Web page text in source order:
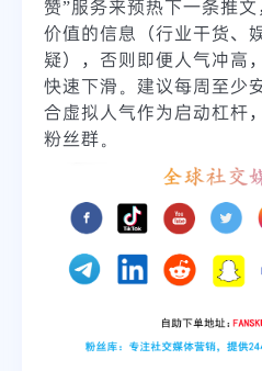
赞”服务来预热下一条推
价值的信息（行业干货、
疑），否则即便人气冲高
快速下滑。建议每周至少
合虚拟人气作为启动杠杆
粉丝群。